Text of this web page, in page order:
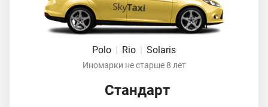
Polo | Rio | Solaris
Иномарки не старше 8 лет
Стандарт